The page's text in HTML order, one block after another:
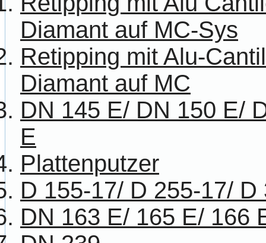
Diamant auf MC-Sys
Retipping mit Alu-
Diamant auf MC
DN 145 E/ DN 150 E/
E
Plattenputzer
D 155-17/ D 255-17/ D
DN 163 E/ 165 E/ 166